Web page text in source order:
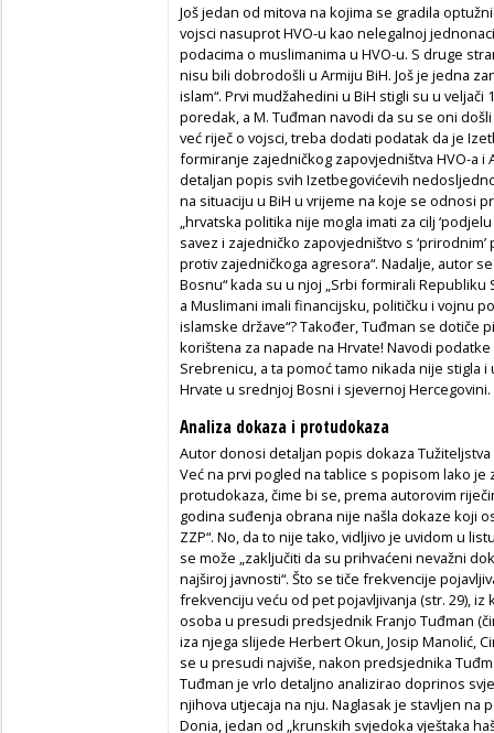
Još jedan od mitova na kojima se gradila
vojsci nasuprot HVO-u kao nelegalnoj
podacima o muslimanima u HVO-u. S druge
nisu bili dobrodošli u Armiju BiH. Još je jedna
islam“. Prvi mudžahedini u BiH stigli su u
poredak, a M. Tuđman navodi da su se oni
već riječ o vojsci, treba dodati podatak da je
formiranje zajedničkog zapovjedništva HVO-a i
detaljan popis svih Izetbegovićevih
na situaciju u BiH u vrijeme na koje se odnosi
„hrvatska politika nije mogla imati za cilj
savez i zajedničko zapovjedništvo s
protiv zajedničkoga agresora“. Nadalje, autor
Bosnu“ kada su u njoj „Srbi formirali
a Muslimani imali financijsku, političku i vojnu
islamske države“? Također, Tuđman se dotiče
korištena za napade na Hrvate! Navodi
Srebrenicu, a ta pomoć tamo nikada nije stigla
Hrvate u srednjoj Bosni i sjevernoj Hercegovini.
Analiza dokaza i protudokaza
Autor donosi detaljan popis dokaza
Već na prvi pogled na tablice s popisom lako
protudokaza, čime bi se, prema autorovim
godina suđenja obrana nije našla dokaze koji
ZZP“. No, da to nije tako, vidljivo je uvidom u
se može „zaključiti da su prihvaćeni nevažni
najširoj javnosti“. Što se tiče frekvencije
frekvenciju veću od pet pojavljivanja (str. 29),
osoba u presudi predsjednik Franjo Tuđman
iza njega slijede Herbert Okun, Josip Manolić,
se u presudi najviše, nakon predsjednika
Tuđman je vrlo detaljno analizirao doprinos
njihova utjecaja na nju. Naglasak je stavljen na
Donia, jedan od „krunskih svjedoka vještaka